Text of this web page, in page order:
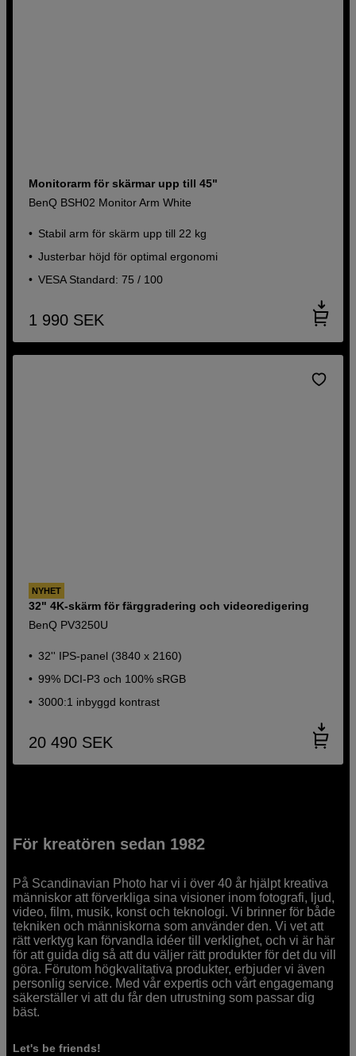
Monitorarm för skärmar upp till 45"
BenQ BSH02 Monitor Arm White
Stabil arm för skärm upp till 22 kg
Justerbar höjd för optimal ergonomi
VESA Standard: 75 / 100
1 990 SEK
NYHET
32" 4K-skärm för färggradering och videoredigering
BenQ PV3250U
32'' IPS-panel (3840 x 2160)
99% DCI-P3 och 100% sRGB
3000:1 inbyggd kontrast
20 490 SEK
För kreatören sedan 1982
På Scandinavian Photo har vi i över 40 år hjälpt kreativa
människor att förverkliga sina visioner inom fotografi, ljud,
video, film, musik, konst och teknologi. Vi brinner för både
tekniken och människorna som använder den. Vi vet att
rätt verktyg kan förvandla idéer till verklighet, och vi är här
för att guida dig så att du väljer rätt produkter för det du vill
göra. Förutom högkvalitativa produkter, erbjuder vi även
personlig service. Med vår expertis och vårt engagemang
säkerställer vi att du får den utrustning som passar dig
bäst.
Let's be friends!